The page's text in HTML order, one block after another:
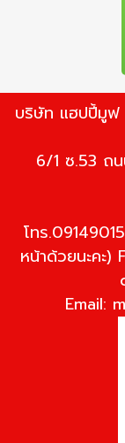
บริษัท แฮปปี้มูฟ
6/1 ซ.53 ถ
โทร
หน้าด้วยนะคะ
Email: